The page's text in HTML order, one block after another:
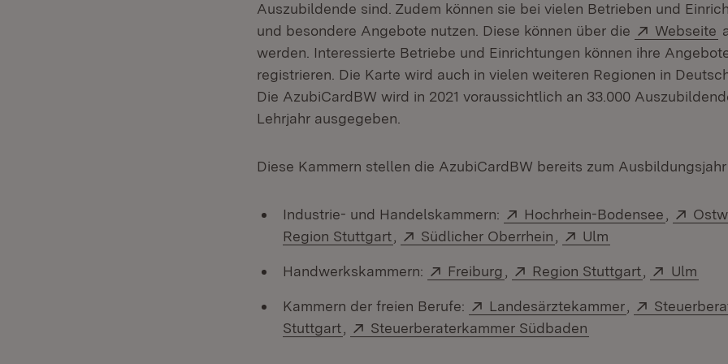
Auszubildende sind. Zudem können sie bei vielen Betrieben und
und besondere Angebote nutzen. Diese können über die
Extern:
Webseite
werden. Interessierte Betriebe und Einrichtungen können ihre
registrieren. Die Karte wird auch in vielen weiteren Regionen in
Die AzubiCardBW wird in 2021 voraussichtlich an 33.000
Lehrjahr ausgegeben.
Diese Kammern stellen die AzubiCardBW bereits zum Ausbildungsjahr
Industrie- und Handelskammern: Extern:
Hochrhein-Bodensee (Öffnet
Region Stuttgart (Öffnet in neuem Fenster)
Extern:
Südlicher Oberrhein (Öffnet in neuem Fenster)
Extern:
Ulm
Handwerkskammern: Extern:
Freiburg (Öffnet in neuem Fenster)
Extern:
Region Stuttgart (Öffnet in
Extern:
Ulm
Kammern der freien Berufe: Extern:
Landesärztekammer (Öffnet in
Extern:
Stuttgart (Öffnet in neuem Fenster)
Extern:
Steuerberaterkammer Südbaden